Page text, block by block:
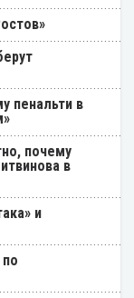
пенальти в
почему
в
и